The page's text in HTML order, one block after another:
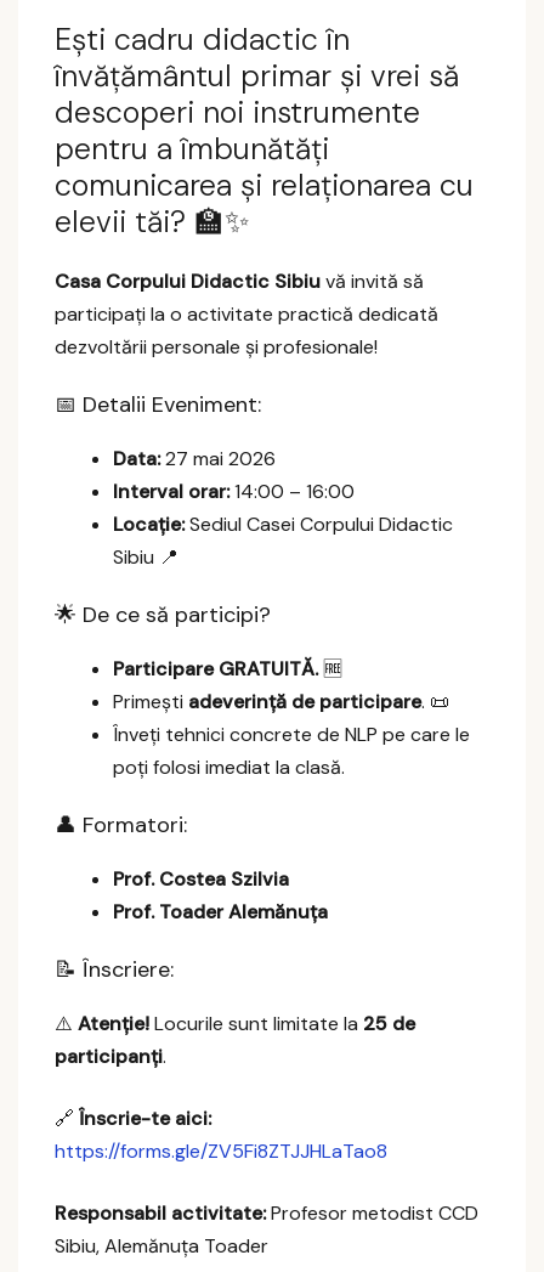
Ești cadru didactic în
învățământul primar și vrei să
descoperi noi instrumente
pentru a îmbunătăți
comunicarea și relaționarea cu
elevii tăi? 🏫✨
Casa Corpului Didactic Sibiuvă invită să
participați la o activitate practică dedicată
dezvoltării personale și profesionale!
📅 Detalii Eveniment:
Data:27 mai 2026
Interval orar:14:00 – 16:00
Locație:Sediul Casei Corpului Didactic
Sibiu 📍
🌟 De ce să participi?
Participare GRATUITĂ.🆓
Primești adeverință de participare. 📜
Înveți tehnici concrete de NLP pe care le
poți folosi imediat la clasă.
👤 Formatori:
Prof. Costea Szilvia
Prof. Toader Alemănuța
📝 Înscriere:
⚠️ Atenție!Locurile sunt limitate la 25 de
participanți.
🔗 Înscrie-te aici:
https://forms.gle/ZV5Fi8ZTJJHLaTao8
Responsabil activitate:Profesor metodist CCD
Sibiu, Alemănuța Toader